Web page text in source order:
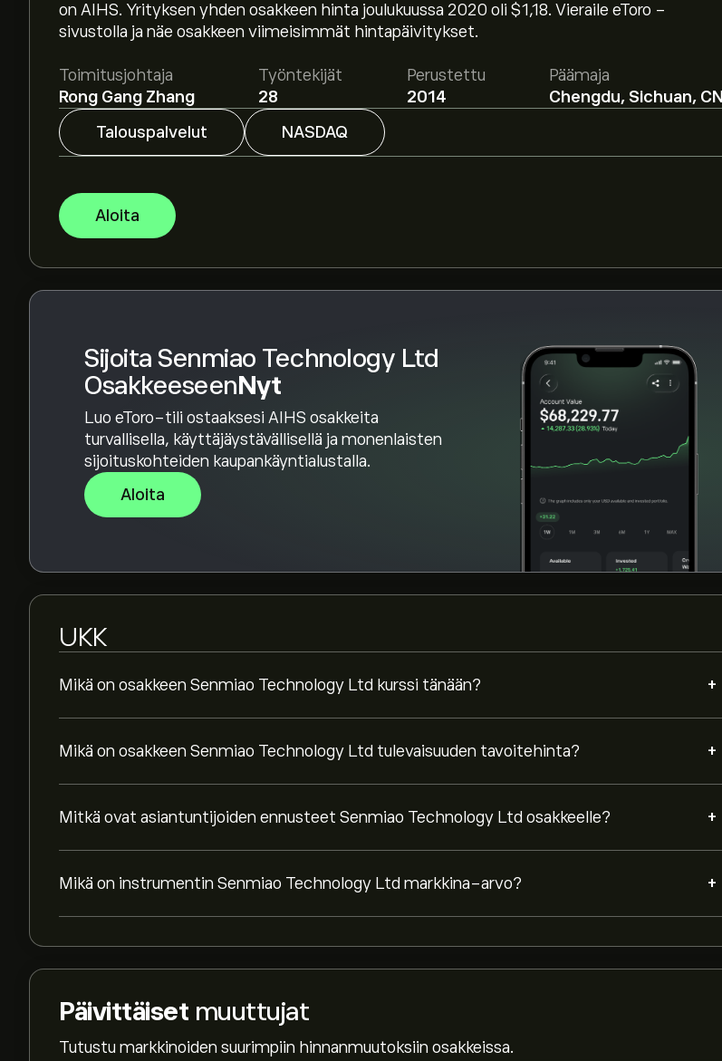
on AIHS. Yrityksen yhden osakkeen hinta joulukuussa 2020 oli $1,18. Vieraile eToro -
sivustolla ja näe osakkeen viimeisimmät hintapäivitykset.
Toimitusjohtaja
Rong Gang Zhang
Työntekijät
28
Perustettu
2014
Päämaja
Chengdu, Sichuan, CN
Talouspalvelut
NASDAQ
Aloita
Sijoita Senmiao Technology Ltd
OsakkeeseenNyt
Luo eToro-tili ostaaksesi AIHS osakkeita
turvallisella, käyttäjäystävällisellä ja monenlaisten
sijoituskohteiden kaupankäyntialustalla.
Aloita
UKK
Mikä on osakkeen Senmiao Technology Ltd kurssi tänään? +
Mikä on osakkeen Senmiao Technology Ltd tulevaisuuden tavoitehinta? +
Keskihinta osakkeelle Senmiao Technology Ltd on 1.43‎$‎.
Mitkä ovat asiantuntijoiden ennusteet Senmiao Technology Ltd osakkeelle? +
Asiantuntijoiden ennusteet Senmiao Technology Ltd osakkeelle perustuen
markkinatrendeihin, talousraportteihin ja odotettuun kasvuun. Katso viimeisimmät
ennusteet tulevaisuuden hintamuutoksille.
Mikä on instrumentin Senmiao Technology Ltd markkina-arvo? +
Päivittäiset muuttujat
Tutustu markkinoiden suurimpiin hinnanmuutoksiin osakkeissa.